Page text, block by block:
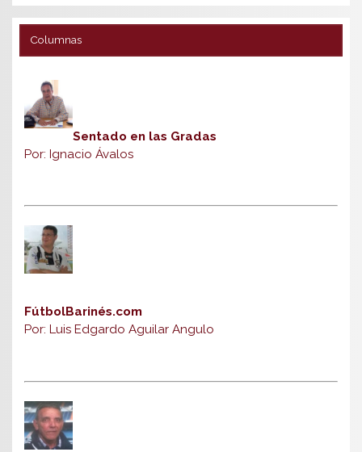
Columnas
Sentado en las Gradas
Por: Ignacio Ávalos
FútbolBarinés.com
Por: Luis Edgardo Aguilar Angulo